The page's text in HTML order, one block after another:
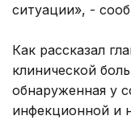
ситуации», -
Как рассказал
клинической
обнаруженная у
инфекционной и